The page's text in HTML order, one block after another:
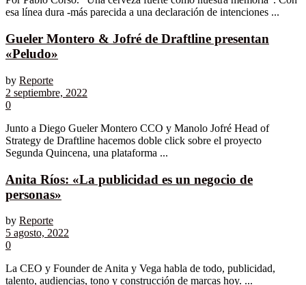
esa línea dura -más parecida a una declaración de intenciones ...
Gueler Montero & Jofré de Draftline presentan
«Peludo»
by Reporte
2 septiembre, 2022
0
Junto a Diego Gueler Montero CCO y Manolo Jofré Head of
Strategy de Draftline hacemos doble click sobre el proyecto
Segunda Quincena, una plataforma ...
Anita Ríos: «La publicidad es un negocio de
personas»
by Reporte
5 agosto, 2022
0
La CEO y Founder de Anita y Vega habla de todo, publicidad,
talento, audiencias, tono y construcción de marcas hoy. ...